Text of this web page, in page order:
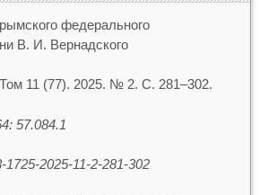
федерального
В. И. Вернадского
11 (77). 2025. № 2. С. 281–302.
57.084.1
1725-2025-11-2-281-302